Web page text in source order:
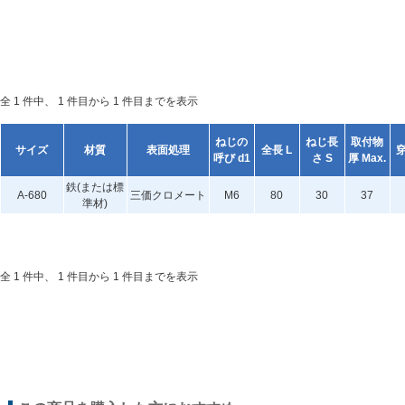
全 1 件中、 1 件目から 1 件目までを表示
サイズ 材質 表面処理
ねじの
呼び d1
全長 L
ねじ長
さ S
取付物
厚 Max.
A-680
鉄(または標
準材)
三価クロメート M6 80 30 37
全 1 件中、 1 件目から 1 件目までを表示